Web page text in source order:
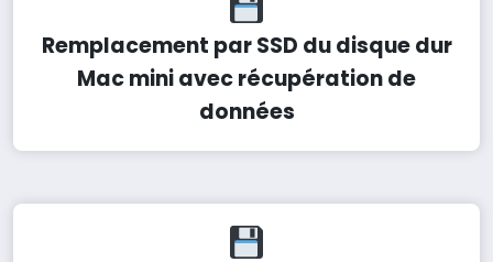
Remplacement par SSD du disque dur
Mac mini avec récupération de
données